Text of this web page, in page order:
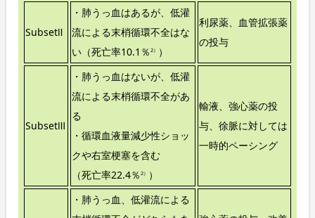
SubsetⅡ
・肺うっ血はあるが、低灌
流による末梢循環不全はな
い（死亡率10.1％ 2） ）
利尿薬、血管拡張薬
の投与
SubsetⅢ
・肺うっ血はないが、低灌
流による末梢循環不全があ
る
・循環血液量減少性ショッ
クや右室梗塞を含む
（死亡率22.4％ 2） ）
輸液、強心薬の投
与、徐脈に対しては
一時的ペーシング
・肺うっ血、低灌流による